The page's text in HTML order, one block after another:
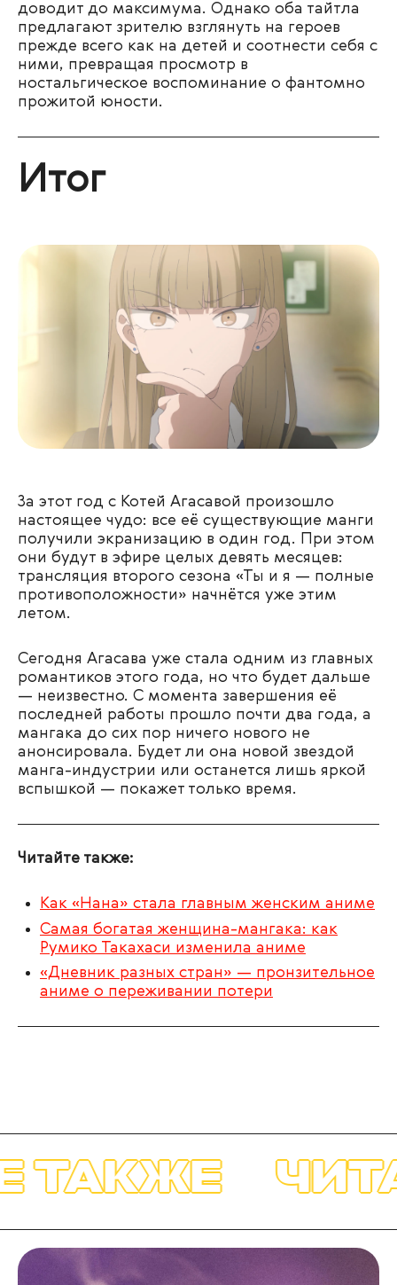
доводит до максимума. Однако оба тайтла
предлагают зрителю взглянуть на героев
прежде всего как на детей и соотнести себя с
ними, превращая просмотр в
ностальгическое воспоминание о фантомно
прожитой юности.
Итог
За этот год с Котей Агасавой произошло
настоящее чудо: все её существующие манги
получили экранизацию в один год. При этом
они будут в эфире целых девять месяцев:
трансляция второго сезона «Ты и я — полные
противоположности» начнётся уже этим
летом.
Сегодня Агасава уже стала одним из главных
романтиков этого года, но что будет дальше
— неизвестно. С момента завершения её
последней работы прошло почти два года, а
мангака до сих пор ничего нового не
анонсировала. Будет ли она новой звездой
манга-индустрии или останется лишь яркой
вспышкой — покажет только время.
Читайте также:
Как «Нана» стала главным женским аниме
Самая богатая женщина-мангака: как
Румико Такахаси изменила аниме
«Дневник разных стран» — пронзительное
аниме о переживании потери